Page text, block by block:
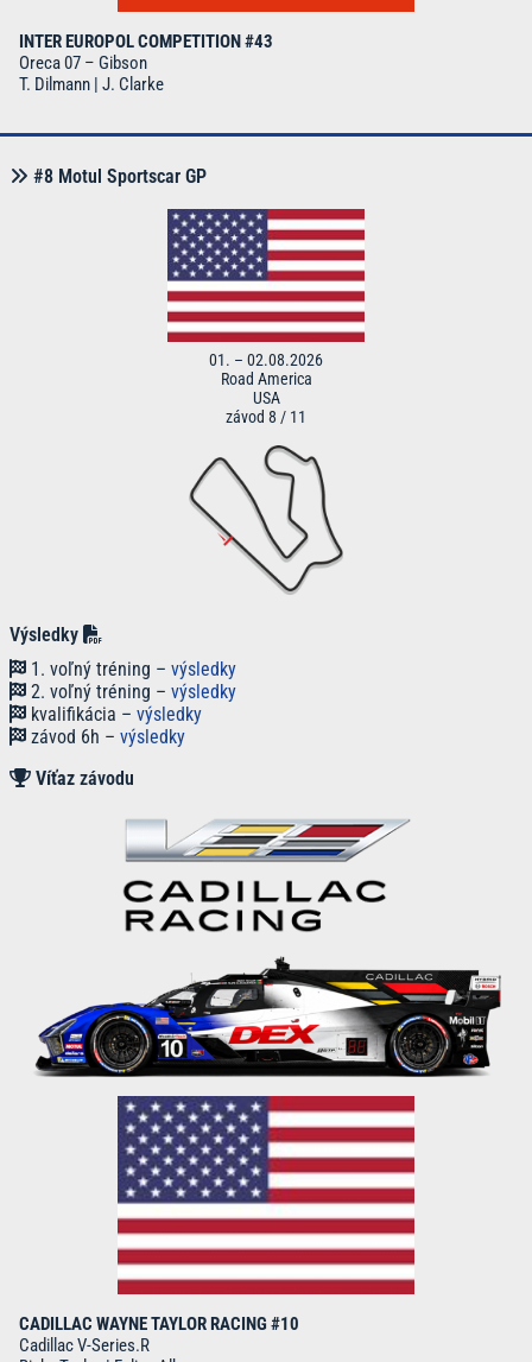
INTER EUROPOL COMPETITION #43
Oreca 07 – Gibson
T. Dilmann | J. Clarke
#8 Motul Sportscar GP
01. – 02.08.2026
Road America
USA
závod 8 / 11
Výsledky
1. voľný tréning – výsledky
2. voľný tréning – výsledky
kvalifikácia – výsledky
závod 6h – výsledky
Víťaz závodu
CADILLAC WAYNE TAYLOR RACING #10
Cadillac V-Series.R